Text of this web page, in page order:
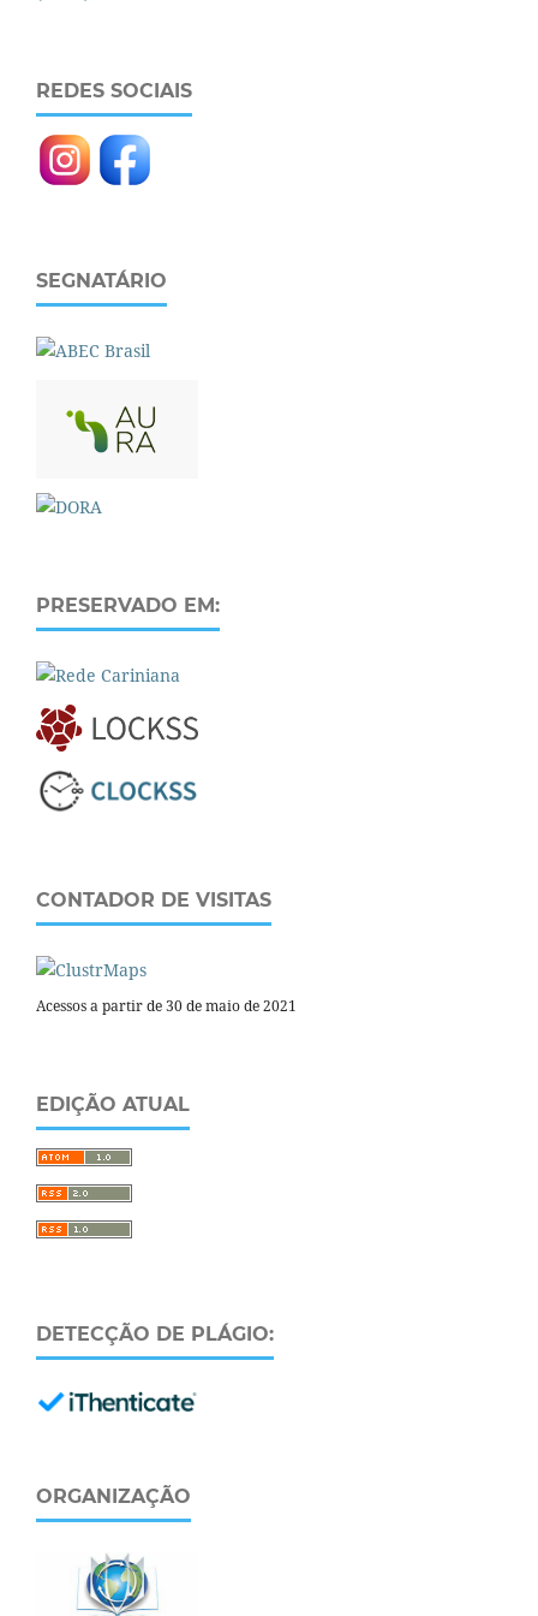
REDES SOCIAIS
SEGNATÁRIO
PRESERVADO EM:
CONTADOR DE VISITAS
Acessos a partir de 30 de maio de 2021
EDIÇÃO ATUAL
DETECÇÃO DE PLÁGIO:
ORGANIZAÇÃO